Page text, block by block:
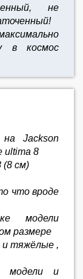
не
в космос
Jackson
ultima 8
(8 см)
что вроде
модели
размере
тяжёлые ,
модели и